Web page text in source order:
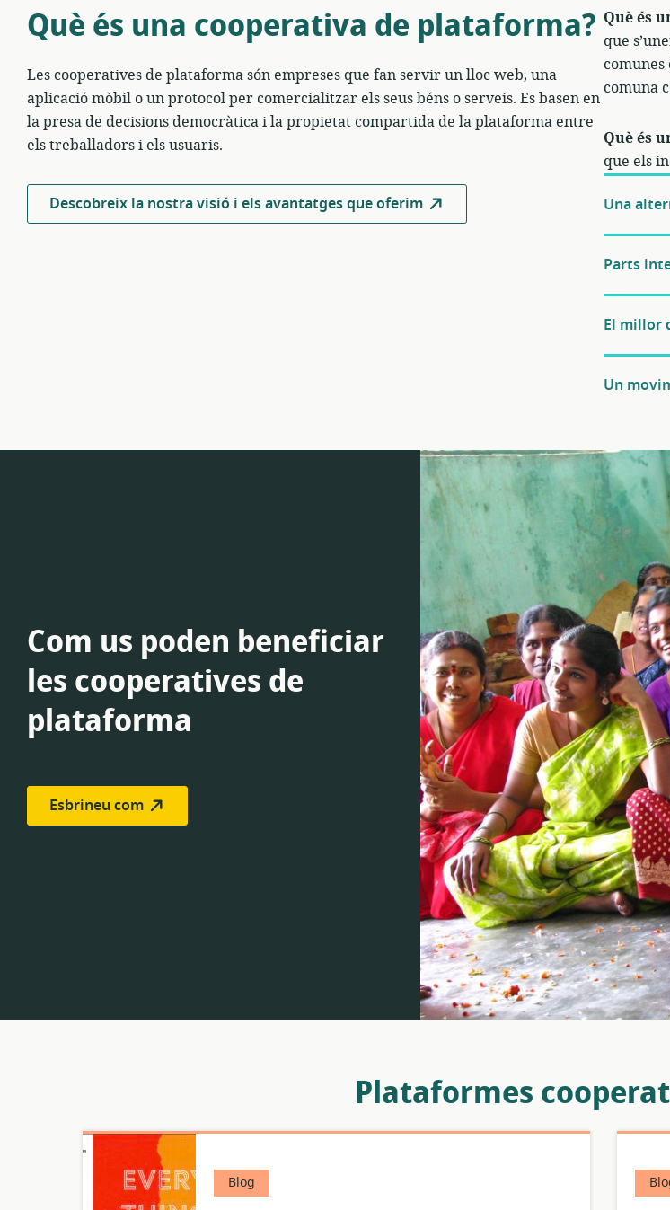
Què és una cooperativa de plataforma?
Les cooperatives de plataforma són empreses que fan servir un lloc web, una
aplicació mòbil o un protocol per comercialitzar els seus béns o serveis. Es basen en
la presa de decisions democràtica i la propietat compartida de la plataforma entre
els treballadors i els usuaris.
Descobreix la nostra visió i els avantatges que oferim
Què és
que
comuna
Què és
que els
Una
Parts
El millor
Un
Com us poden beneficiar
les cooperatives de
plataforma
Esbrineu com
Plataformes
Blog